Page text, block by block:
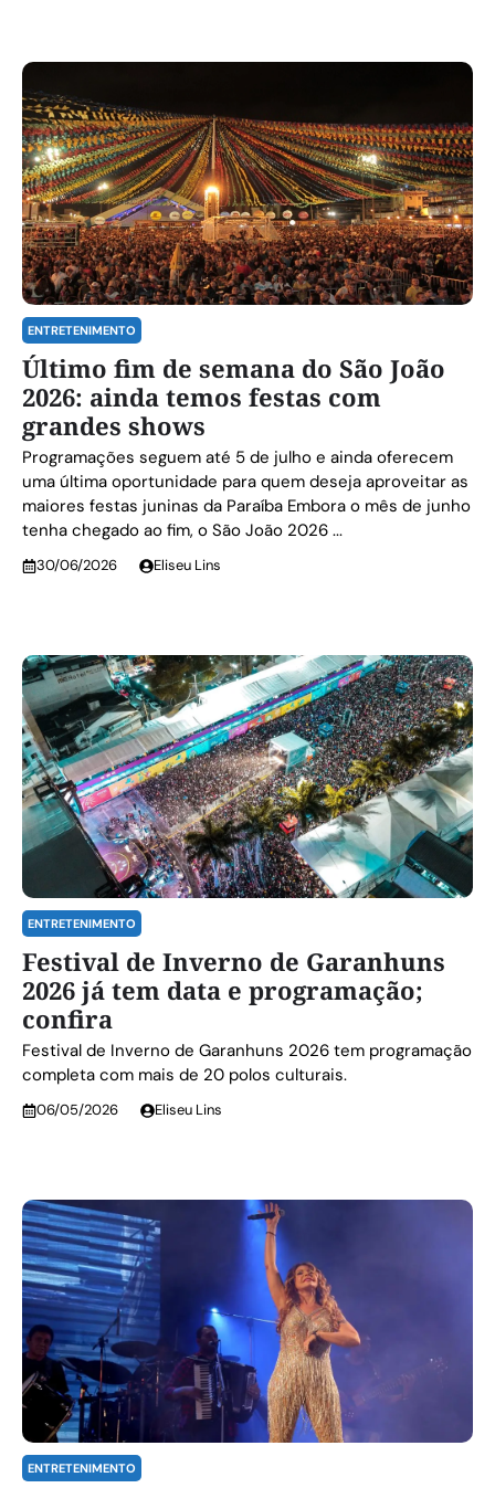
ENTRETENIMENTO
Último fim de semana do São João
2026: ainda temos festas com
grandes shows
Programações seguem até 5 de julho e ainda oferecem
uma última oportunidade para quem deseja aproveitar as
maiores festas juninas da Paraíba Embora o mês de junho
tenha chegado ao fim, o São João 2026 ...
30/06/2026 Eliseu Lins
ENTRETENIMENTO
Festival de Inverno de Garanhuns
2026 já tem data e programação;
confira
Festival de Inverno de Garanhuns 2026 tem programação
completa com mais de 20 polos culturais.
06/05/2026 Eliseu Lins
ENTRETENIMENTO